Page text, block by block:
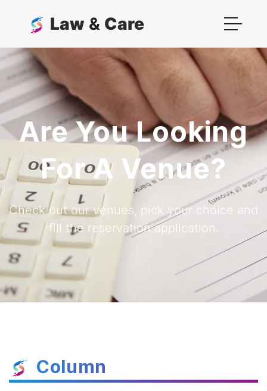
Law & Care
Are You Looking
For A Venue?
Check out our venues, pick your choice and
fill the reservation application.
Column